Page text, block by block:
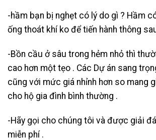
-hầm bạn bị nghẹt có lý do gì ? Hầm
ống thoát khí ko để tiến hành thông
-Bồn cầu ở sâu trong hẻm nhỏ thì
cao hơn một tẹo . Các Dự án sang
cũng với mức giá nhỉnh hơn so mang
cho hộ gia đình bình thường .
-Hãy gọi cho chúng tôi và được giải
miễn phí .